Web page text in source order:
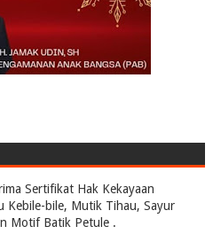
Sertifikat Hak Kekayaan
Kebile-bile, Mutik Tihau, Sayur
Motif Batik Petule .